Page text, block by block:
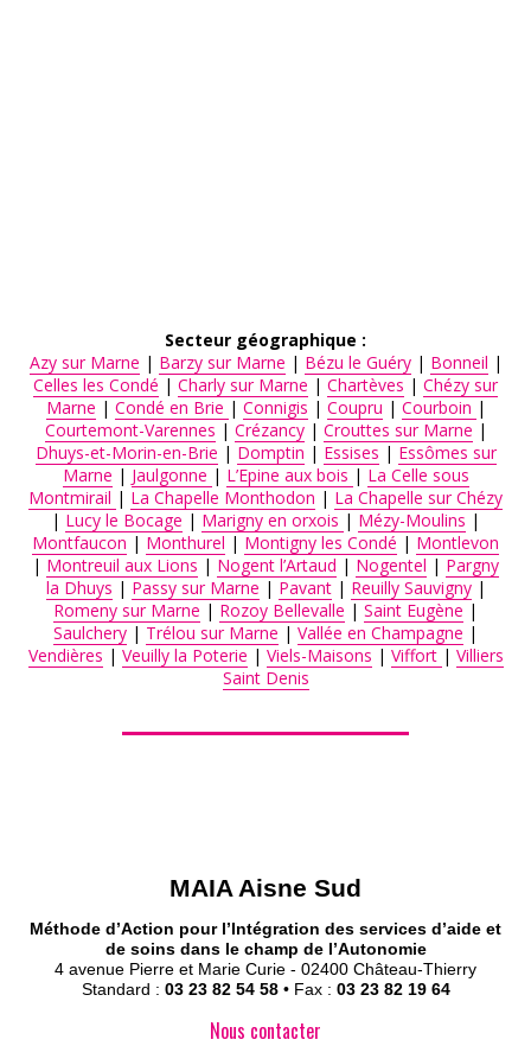
Secteur géographique :
Azy sur Marne | Barzy sur Marne | Bézu le Guéry| Bonneil |
Celles les Condé | Charly sur Marne | Chartèves | Chézy sur
Marne | Condé en Brie | Connigis | Coupru | Courboin |
Courtemont-Varennes | Crézancy| Crouttes sur Marne |
Dhuys-et-Morin-en-Brie | Domptin | Essises | Essômes sur
Marne | Jaulgonne | L’Epine aux bois | La Celle sous
Montmirail | La Chapelle Monthodon | La Chapelle sur Chézy
| Lucy le Bocage | Marigny en orxois | Mézy-Moulins |
Montfaucon | Monthurel | Montigny les Condé | Montlevon
| Montreuil aux Lions | Nogent l’Artaud | Nogentel | Pargny
la Dhuys | Passy sur Marne | Pavant| Reuilly Sauvigny|
Romeny sur Marne | Rozoy Bellevalle | Saint Eugène |
Saulchery | Trélou sur Marne | Vallée en Champagne |
Vendières | Veuilly la Poterie | Viels-Maisons | Viffort | Villiers
Saint Denis
MAIA Aisne Sud
Méthode d’Action pour l’Intégration des services d’aide et
de soins dans le champ de l’Autonomie
4 avenue Pierre et Marie Curie - 02400 Château-Thierry
Standard : 03 23 82 54 58• Fax : 03 23 82 19 64
Nous contacter